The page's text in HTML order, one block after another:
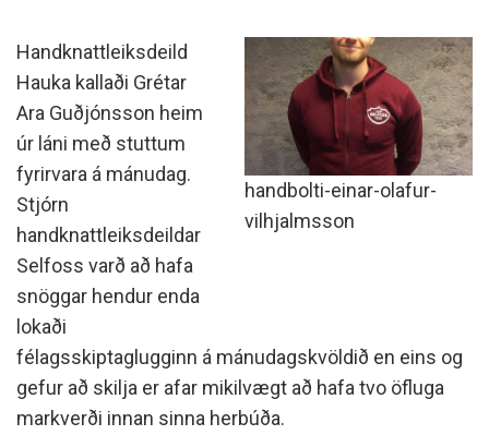
handbolti-einar-olafur-
vilhjalmsson
Handknattleiksdeild
Hauka kallaði Grétar
Ara Guðjónsson heim
úr láni með stuttum
fyrirvara á mánudag.
Stjórn
handknattleiksdeildar
Selfoss varð að hafa
snöggar hendur enda
lokaði
félagsskiptaglugginn á mánudagskvöldið en eins og
gefur að skilja er afar mikilvægt að hafa tvo öfluga
markverði innan sinna herbúða.